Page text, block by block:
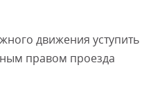
движения уступить
правом проезда